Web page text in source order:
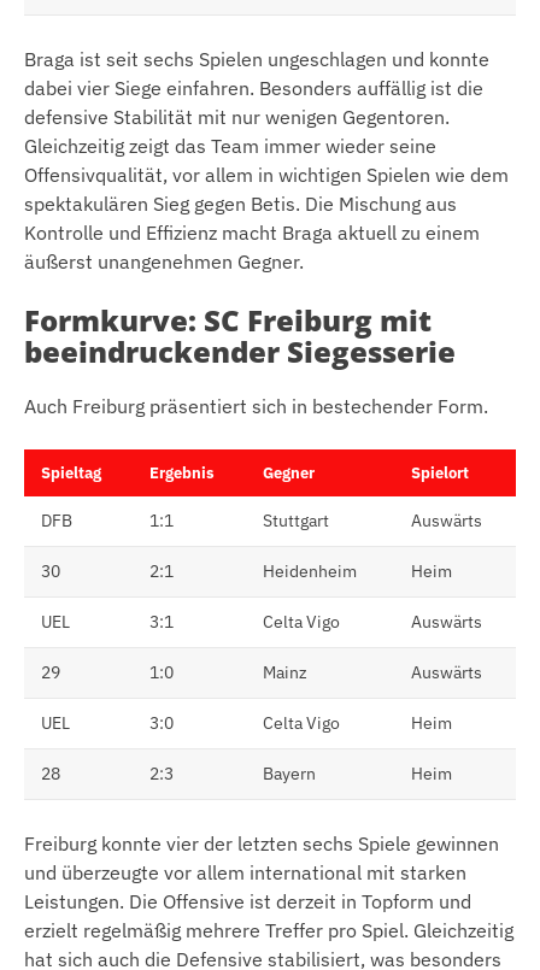
Braga ist seit sechs Spielen ungeschlagen und konnte
dabei vier Siege einfahren. Besonders auffällig ist die
defensive Stabilität mit nur wenigen Gegentoren.
Gleichzeitig zeigt das Team immer wieder seine
Offensivqualität, vor allem in wichtigen Spielen wie dem
spektakulären Sieg gegen Betis. Die Mischung aus
Kontrolle und Effizienz macht Braga aktuell zu einem
äußerst unangenehmen Gegner.
Formkurve: SC Freiburg mit
beeindruckender Siegesserie
Auch Freiburg präsentiert sich in bestechender Form.
Spieltag Ergebnis Gegner Spielort
DFB 1:1 Stuttgart Auswärts
30 2:1 Heidenheim Heim
UEL 3:1 Celta Vigo Auswärts
29 1:0 Mainz Auswärts
UEL 3:0 Celta Vigo Heim
28 2:3 Bayern Heim
Freiburg konnte vier der letzten sechs Spiele gewinnen
und überzeugte vor allem international mit starken
Leistungen. Die Offensive ist derzeit in Topform und
erzielt regelmäßig mehrere Treffer pro Spiel. Gleichzeitig
hat sich auch die Defensive stabilisiert, was besonders